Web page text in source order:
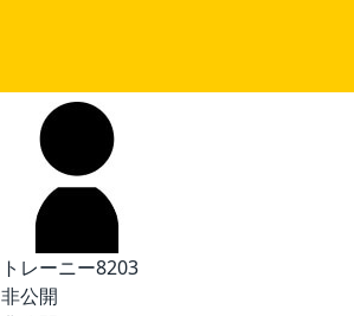
トレーニー8203
非公開